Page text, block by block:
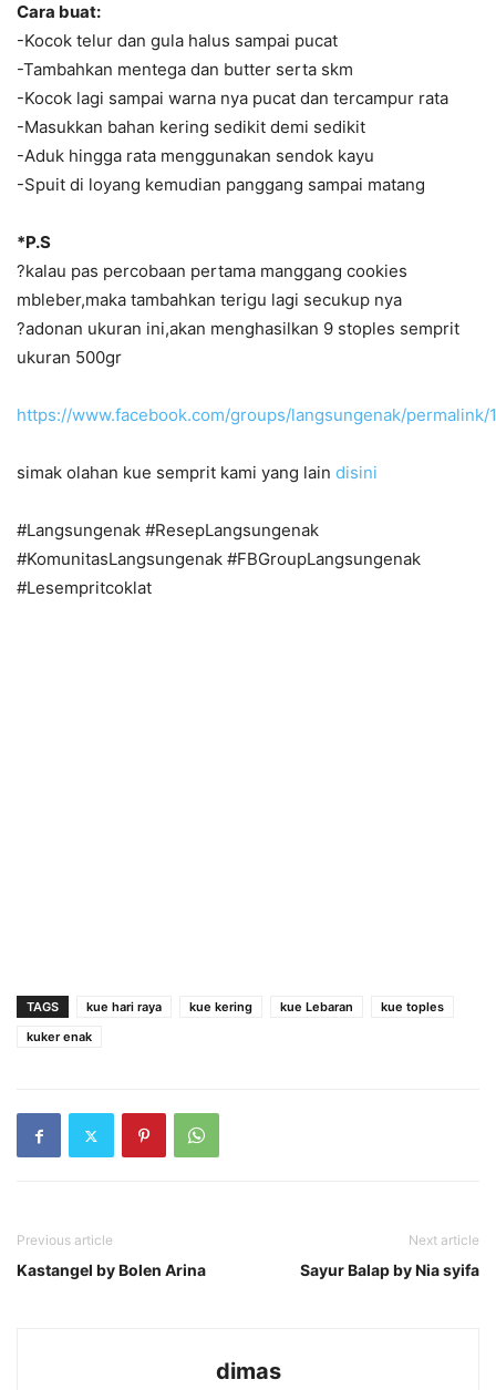
Cara buat:
-Kocok telur dan gula halus sampai pucat
-Tambahkan mentega dan butter serta skm
-Kocok lagi sampai warna nya pucat dan tercampur rata
-Masukkan bahan kering sedikit demi sedikit
-Aduk hingga rata menggunakan sendok kayu
-Spuit di loyang kemudian panggang sampai matang
*P.S
?kalau pas percobaan pertama manggang cookies
mbleber,maka tambahkan terigu lagi secukup nya
?adonan ukuran ini,akan menghasilkan 9 stoples semprit
ukuran 500gr
https://www.facebook.com/groups/langsungenak/permalink/
simak olahan kue semprit kami yang lain disini
#Langsungenak #ResepLangsungenak
#KomunitasLangsungenak #FBGroupLangsungenak
#Lesempritcoklat
TAGS kue hari raya kue kering kue Lebaran
kue toples
kuker enak
Previous article
Kastangel by Bolen Arina
Next article
Sayur Balap by Nia syifa
dimas